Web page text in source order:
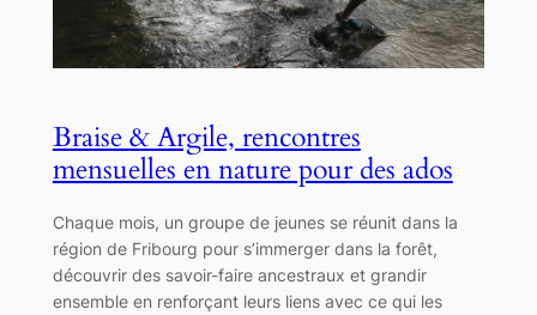
Braise & Argile, rencontres
mensuelles en nature pour des ados
Chaque mois, un groupe de jeunes se réunit dans la
région de Fribourg pour s’immerger dans la forêt,
découvrir des savoir-faire ancestraux et grandir
ensemble en renforçant leurs liens avec ce qui les